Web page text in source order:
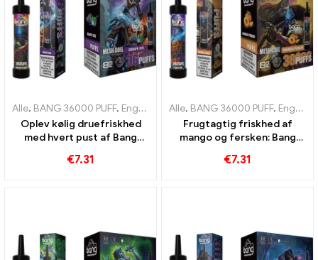
Alle, BANG 36000 PUFF, Engangs e-cigaretter Litauen ,Engangs e-
Oplev kølig druefriskhed
med hvert pust af Bang
engangsbrug med mesh-
€7.31
Alle, BANG 36000 PUFF, Engangs e-cigaretter
Frugtagtig friskhed af
mango og fersken: Bang
36000 træner til en tropisk
€7.31